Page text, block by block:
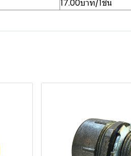
17.00บาท/1ชิ้น